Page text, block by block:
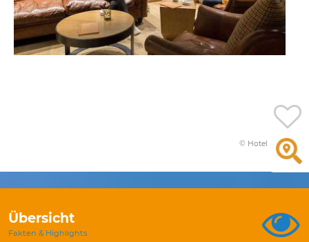
© Hotel Aurelia
Übersicht
Fakten & Highlights